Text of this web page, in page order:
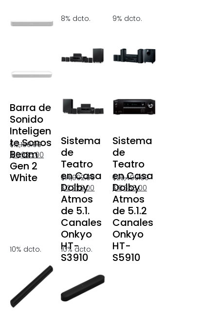
Barra de
Sonido
Inteligen
te Sonos
Beam
Gen 2
White
$12,150.00
$10,935.00
8% dcto.
Sistema
de
Teatro
en Casa
Dolby
Atmos
de 5.1.
Canales
Onkyo
HT-
S3910
$14,092.00
$12,928.00
9% dcto.
Sistema
de
Teatro
en Casa
Dolby
Atmos
de 5.1.2
Canales
Onkyo
HT-
S5910
$20,499.00
$18,668.00
10% dcto. 10% dcto.